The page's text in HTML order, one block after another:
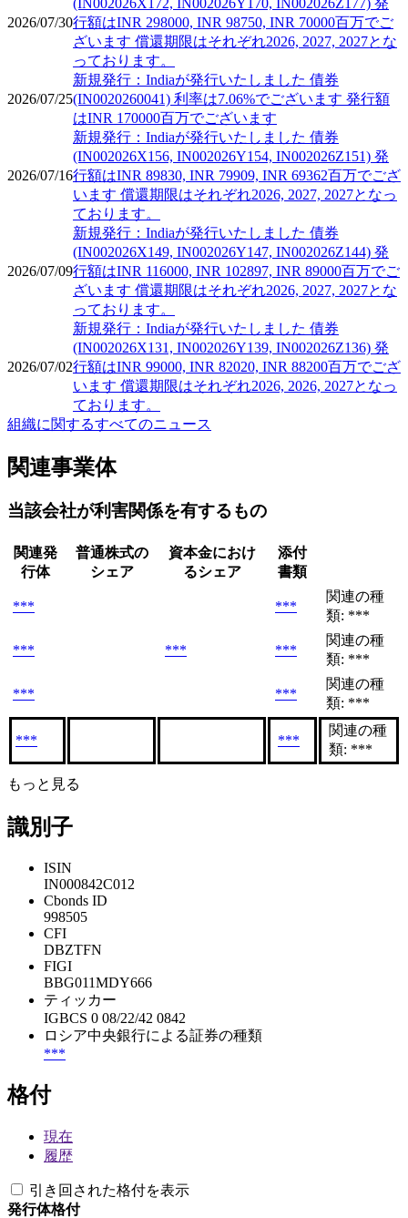
2026/07/30行額はINR 298000, INR 98750, INR 70000百万でご
ざいます 償還期限はそれぞれ2026, 2027, 2027とな
っております。
2026/07/25
新規発行：Indiaが発行いたしました 債券
(IN0020260041) 利率は7.06%でございます 発行額
はINR 170000百万でございます
2026/07/16
新規発行：Indiaが発行いたしました 債券
(IN002026X156, IN002026Y154, IN002026Z151) 発
行額はINR 89830, INR 79909, INR 69362百万でござ
います 償還期限はそれぞれ2026, 2027, 2027となっ
ております。
2026/07/09
新規発行：Indiaが発行いたしました 債券
(IN002026X149, IN002026Y147, IN002026Z144) 発
行額はINR 116000, INR 102897, INR 89000百万でご
ざいます 償還期限はそれぞれ2026, 2027, 2027とな
っております。
2026/07/02
新規発行：Indiaが発行いたしました 債券
(IN002026X131, IN002026Y139, IN002026Z136) 発
行額はINR 99000, INR 82020, INR 88200百万でござ
います 償還期限はそれぞれ2026, 2026, 2027となっ
ております。
組織に関するすべてのニュース
関連事業体
当該会社が利害関係を有するもの
関連発
行体
普通株式の
シェア
資本金におけ
るシェア
添付
書類
*** ***
関連の種
類: ***
*** *** ***
関連の種
類: ***
*** ***
関連の種
類: ***
*** ***
関連の種
類: ***
もっと見る
識別子
ISIN
IN000842C012
Cbonds ID
998505
CFI
DBZTFN
FIGI
BBG011MDY666
ティッカー
IGBCS 0 08/22/42 0842
ロシア中央銀行による証券の種類
***
格付
現在
履歴
引き回された格付を表示
発行体格付